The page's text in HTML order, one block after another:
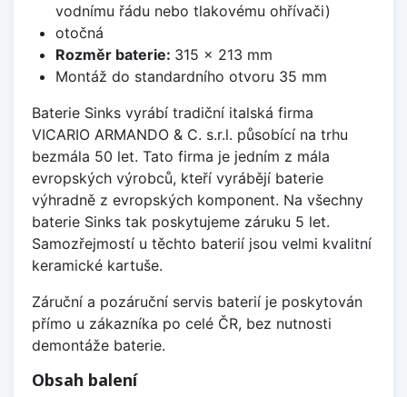
vodnímu řádu nebo tlakovému ohřívači)
otočná
Rozměr baterie: 315 x 213 mm
Montáž do standardního otvoru 35 mm
Baterie Sinks vyrábí tradiční italská firma
VICARIO ARMANDO & C. s.r.l. působící na trhu
bezmála 50 let. Tato firma je jedním z mála
evropských výrobců, kteří vyrábějí baterie
výhradně z evropských komponent. Na všechny
baterie Sinks tak poskytujeme záruku 5 let.
Samozřejmostí u těchto baterií jsou velmi kvalitní
keramické kartuše.
Záruční a pozáruční servis baterií je poskytován
přímo u zákazníka po celé ČR, bez nutnosti
demontáže baterie.
Obsah balení